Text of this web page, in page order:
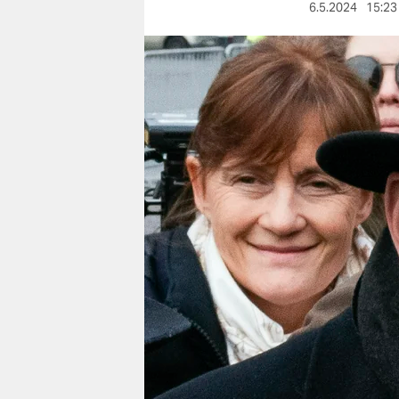
nord
wahrheit
verlag
verlag
veranstaltungen
shop
fragen & hilfe
unterstützen
abo
genossenschaft
6.5.2024